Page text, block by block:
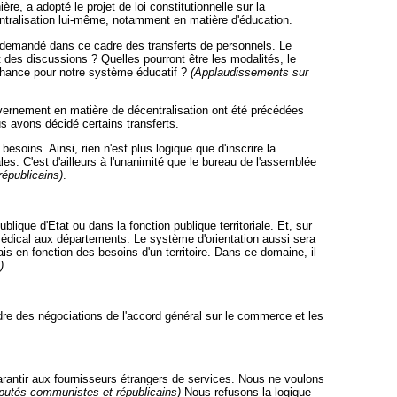
a adopté le projet de loi constitutionnelle sur la
lui-même, notamment en matière d'éducation.
dans ce cadre des transferts de personnels. Le
discussions ? Quelles pourront être les modalités, le
pour notre système éducatif ? (Applaudissements sur
en matière de décentralisation ont été précédées
avons décidé certains transferts.
Ainsi, rien n'est plus logique que d'inscrire la
C'est d'ailleurs à l'unanimité que le bureau de l'assemblée
.
d'Etat ou dans la fonction publique territoriale. Et, sur
aux départements. Le système d'orientation aussi sera
en fonction des besoins d'un territoire. Dans ce domaine, il
des négociations de l'accord général sur le commerce et les
aux fournisseurs étrangers de services. Nous ne voulons
communistes et républicains)Nous refusons la logique